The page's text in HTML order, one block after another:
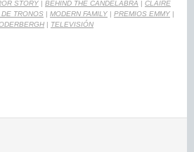
STORY | BEHIND THE CANDELABRA | CLAIRE
TRONOS | MODERN FAMILY | PREMIOS EMMY |
| TELEVISIÓN